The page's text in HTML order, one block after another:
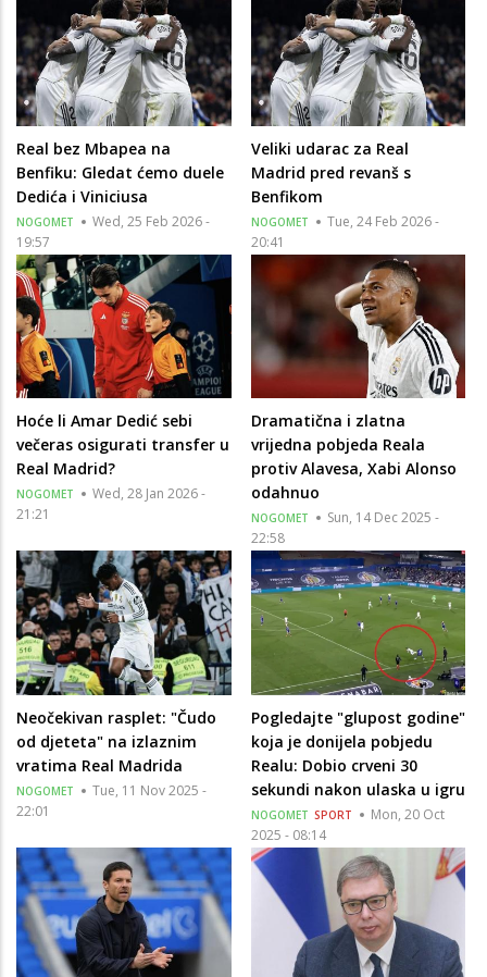
Real bez Mbapea na
Benfiku: Gledat ćemo duele
Dedića i Viniciusa
NOGOMET
Wed, 25 Feb 2026 -
19:57
Veliki udarac za Real
Madrid pred revanš s
Benfikom
NOGOMET
Tue, 24 Feb 2026 -
20:41
Hoće li Amar Dedić sebi
večeras osigurati transfer u
Real Madrid?
NOGOMET
Wed, 28 Jan 2026 -
21:21
Dramatična i zlatna
vrijedna pobjeda Reala
protiv Alavesa, Xabi Alonso
odahnuo
NOGOMET
Sun, 14 Dec 2025 -
22:58
Neočekivan rasplet: "Čudo
od djeteta" na izlaznim
vratima Real Madrida
NOGOMET
Tue, 11 Nov 2025 -
22:01
Pogledajte "glupost godine"
koja je donijela pobjedu
Realu: Dobio crveni 30
sekundi nakon ulaska u igru
NOGOMET SPORT
Mon, 20 Oct
2025 - 08:14